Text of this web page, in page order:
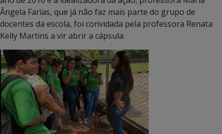
Ângela Farias, que já não faz mais parte do grupo de
docentes da escola, foi convidada pela professora Renata
Kelly Martins a vir abrir a cápsula.